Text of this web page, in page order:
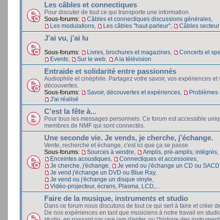
Les câbles et connectiques
Pour discuter de tout ce qui transporte une information.
Sous-forums:
Câbles et connectiques discussions générales
Les modulations
Les câbles "haut-parleur" Câbles
J’ai vu, j’ai lu
Sous-forums: Livres, brochures et magazines
Concerts et
Events
Sur le web A la télévision
Entraide et solidarité entre passionnés
Audiophile et cinéphile. Partagez votre savoir, vos expériences et
découvertes.
Sous-forums:
Savoir, découvertes et expériences
Problèmes
J'ai réalisé
C'est la fête à...
Pour tous les messages personnels. Ce forum est accessible
membres de NMF qui sont connectés.
Une seconde vie. Je vends, je cherche, j’échange.
Vente, recherche et échange, c'est ici que ça se passe.
Sous-forums:
Sources à vendre Amplis, pré-amplis; intégrés
Enceintes acoustiques
Connectiques et accessoires
Je cherche, j'échange
Je vend ou j'échange un CD ou SACD
Je vend j'échange un DVD ou Blue Ray,
Je vend ou j'échange un disque vinyle
Vidéo-projecteur, écrans, Plasma, LCD,...
Faire de la musique, instruments et studio
Dans ce forum nous discutons de tout ce qui sert à faire et créer
De nos expériences en tant que musiciens à notre travail en